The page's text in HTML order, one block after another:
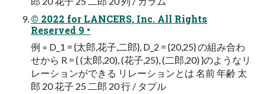
© 2022 for LANCERS, Inc. All Rights
Reserved 9 •
例 ◦ D_1 = {太郎,花子,二郎}, D_2 = {20,25} の組み合わ
せから R = { (太郎,20), (花子,25), (二郎,20) }のようなリ
レーションができる リレーションとは 名前 年齢 太
郎 20 花子 25 二郎 20 行 / タプル